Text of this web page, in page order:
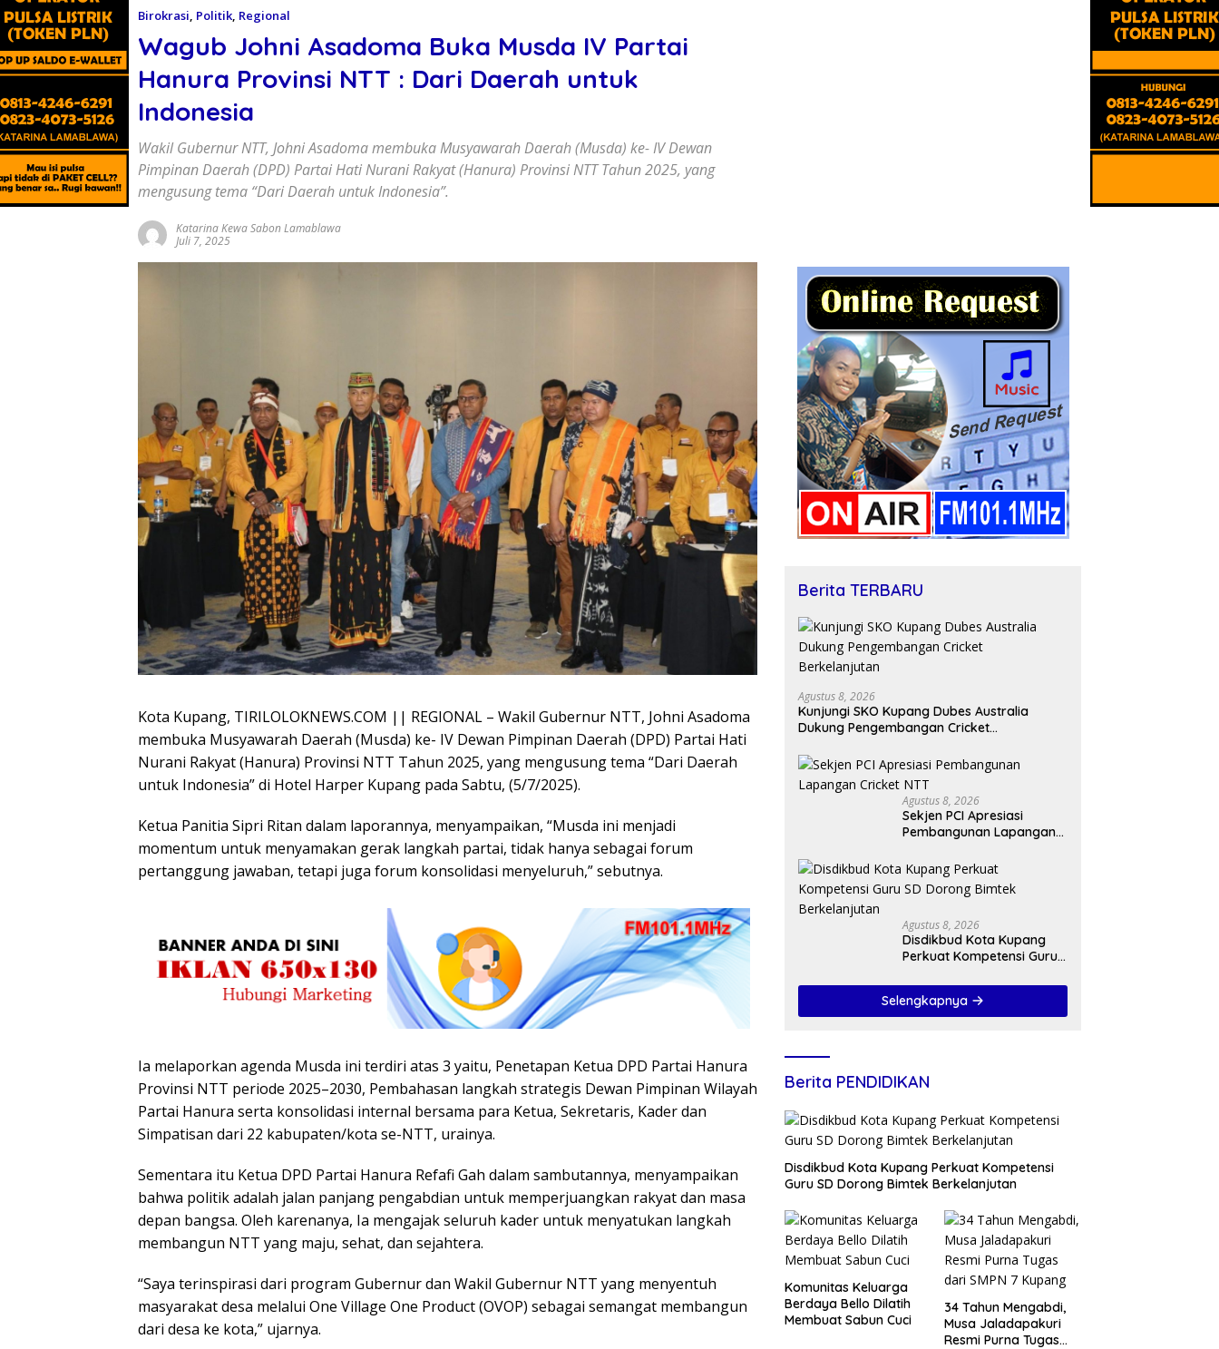
Birokrasi, Politik, Regional
Wagub Johni Asadoma Buka Musda IV Partai
Hanura Provinsi NTT : Dari Daerah untuk
Indonesia
Wakil Gubernur NTT, Johni Asadoma membuka Musyawarah Daerah (Musda) ke- IV Dewan
Pimpinan Daerah (DPD) Partai Hati Nurani Rakyat (Hanura) Provinsi NTT Tahun 2025, yang
mengusung tema “Dari Daerah untuk Indonesia”.
Katarina Kewa Sabon Lamablawa
Juli 7, 2025
Kota Kupang, TIRILOLOKNEWS.COM || REGIONAL – Wakil Gubernur NTT, Johni Asadoma
membuka Musyawarah Daerah (Musda) ke- IV Dewan Pimpinan Daerah (DPD) Partai Hati
Nurani Rakyat (Hanura) Provinsi NTT Tahun 2025, yang mengusung tema “Dari Daerah
untuk Indonesia” di Hotel Harper Kupang pada Sabtu, (5/7/2025).
Ketua Panitia Sipri Ritan dalam laporannya, menyampaikan, “Musda ini menjadi
momentum untuk menyamakan gerak langkah partai, tidak hanya sebagai forum
pertanggung jawaban, tetapi juga forum konsolidasi menyeluruh,” sebutnya.
Ia melaporkan agenda Musda ini terdiri atas 3 yaitu, Penetapan Ketua DPD Partai Hanura
Provinsi NTT periode 2025–2030, Pembahasan langkah strategis Dewan Pimpinan Wilayah
Partai Hanura serta konsolidasi internal bersama para Ketua, Sekretaris, Kader dan
Simpatisan dari 22 kabupaten/kota se-NTT, urainya.
Sementara itu Ketua DPD Partai Hanura Refafi Gah dalam sambutannya, menyampaikan
bahwa politik adalah jalan panjang pengabdian untuk memperjuangkan rakyat dan masa
depan bangsa. Oleh karenanya, Ia mengajak seluruh kader untuk menyatukan langkah
membangun NTT yang maju, sehat, dan sejahtera.
“Saya terinspirasi dari program Gubernur dan Wakil Gubernur NTT yang menyentuh
masyarakat desa melalui One Village One Product (OVOP) sebagai semangat membangun
dari desa ke kota,” ujarnya.
Berita TERBARU
Agustus 8, 2026
Kunjungi SKO Kupang Dubes Australia
Dukung Pengembangan Cricket
Agustus 8, 2026
Sekjen PCI Apresiasi
Pembangunan Lapangan
Agustus 8, 2026
Disdikbud Kota Kupang
Perkuat Kompetensi Guru
Berkelanjutan
Selengkapnya
Berita PENDIDIKAN
Disdikbud Kota Kupang Perkuat Kompetensi
Guru SD Dorong Bimtek Berkelanjutan
Komunitas Keluarga
Berdaya Bello Dilatih
Membuat Sabun Cuci
34 Tahun Mengabdi,
Musa Jaladapakuri
Resmi Purna Tugas